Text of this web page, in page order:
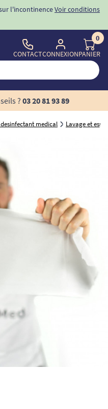
l'incontinenceVoir conditions
CONTACTCONNEXION
0
PANIER
? 03 20 81 93 89
medical Lavage et